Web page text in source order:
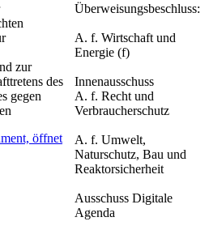
zur
des
gegen
öffnet
Überweisungsbeschluss:
A. f. Wirtschaft und
Energie (f)
Innenausschuss
A. f. Recht und
Verbraucherschutz
A. f. Umwelt,
Naturschutz, Bau und
Reaktorsicherheit
Ausschuss Digitale
Agenda